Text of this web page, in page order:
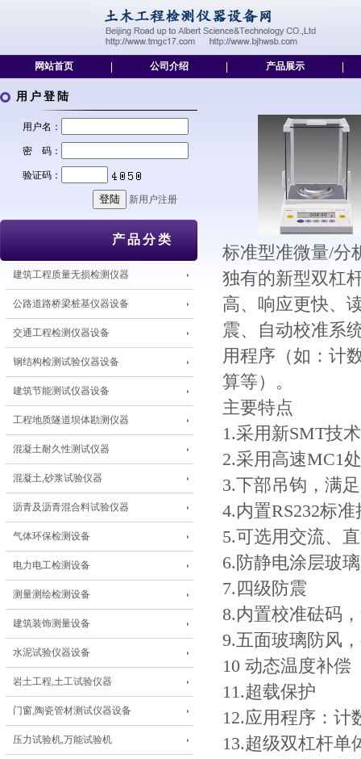
网站首页 公司介绍 产品展示
用户登陆
用户名：
密 码：
验证码：
新用户注册
产品分类
建筑工程质量无损检测仪器
公路道路桥梁桩基仪器设备
交通工程检测仪器设备
钢结构检测试验仪器设备
建筑节能测试仪器设备
工程地质隧道坝体勘测仪器
混凝土耐久性测试仪器
混凝土,砂浆试验仪器
沥青及沥青混合料试验仪器
气体环保检测设备
电力电工检测设备
测量测绘检测设备
建筑装饰测量设备
水泥试验仪器设备
岩土工程,土工试验仪器
门窗,陶瓷管材测试仪器设备
压力试验机,万能试验机
标准型准微量/分
独有的新型双杠
高、响应更快、
震、自动校准系
用程序（如：计
算等）。
主要特点
1.采用新SMT技
2.采用高速MC1
3.下部吊钩，满
4.内置RS232标
5.可选用交流、
6.防静电涂层玻
7.四级防震
8.内置校准砝码
9.五面玻璃防风
10 动态温度补偿
11.超载保护
12.应用程序：
13.超级双杠杆单